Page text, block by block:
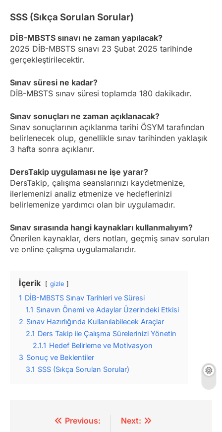
SSS (Sıkça Sorulan Sorular)
DİB-MBSTS sınavı ne zaman yapılacak?
2025 DİB-MBSTS sınavı 23 Şubat 2025 tarihinde
gerçekleştirilecektir.
Sınav süresi ne kadar?
DİB-MBSTS sınav süresi toplamda 180 dakikadır.
Sınav sonuçları ne zaman açıklanacak?
Sınav sonuçlarının açıklanma tarihi ÖSYM tarafından
belirlenecek olup, genellikle sınav tarihinden yaklaşık
3 hafta sonra açıklanır.
DersTakip uygulaması ne işe yarar?
DersTakip, çalışma seanslarınızı kaydetmenize,
ilerlemenizi analiz etmenize ve hedeflerinizi
belirlemenize yardımcı olan bir uygulamadır.
Sınav sırasında hangi kaynakları kullanmalıyım?
Önerilen kaynaklar, ders notları, geçmiş sınav soruları
ve online çalışma uygulamalarıdır.
İçerik gizle
1 DİB-MBSTS Sınav Tarihleri ve Süresi
1.1 Sınavın Önemi ve Adaylar Üzerindeki Etkisi
2 Sınav Hazırlığında Kullanılabilecek Araçlar
2.1 Ders Takip ile Çalışma Sürelerinizi Yönetin
2.1.1 Hedef Belirleme ve Motivasyon
3 Sonuç ve Beklentiler
3.1 SSS (Sıkça Sorulan Sorular)
Previous: Next: